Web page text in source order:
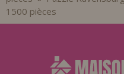
1500 pièces